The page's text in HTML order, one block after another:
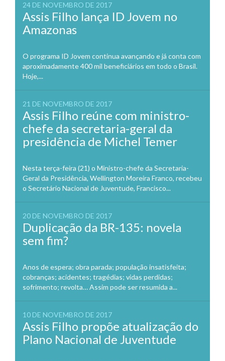
24 DE NOVEMBRO DE 2017
Assis Filho lança ID Jovem no
Amazonas
O programa ID Jovem continua avançando e já conta com
aproximadamente 400 mil beneficiários em todo o Brasil.
Hoje,...
21 DE NOVEMBRO DE 2017
Assis Filho reúne com ministro-
chefe da secretaria-geral da
presidência de Michel Temer
Nesta terça-feira (21) o Ministro-chefe da Secretaria-
Geral da Presidência, Wellington Moreira Franco, recebeu
o Secretário Nacional de Juventude, Francisco...
20 DE NOVEMBRO DE 2017
Duplicação da BR-135: novela
sem fim?
Anos de espera; obra parada; população insatisfeita;
cobranças; acidentes; tragédias; vidas perdidas;
sofrimento; revolta… Assim pode ser resumida a...
10 DE NOVEMBRO DE 2017
Assis Filho propõe atualização do
Plano Nacional de Juventude